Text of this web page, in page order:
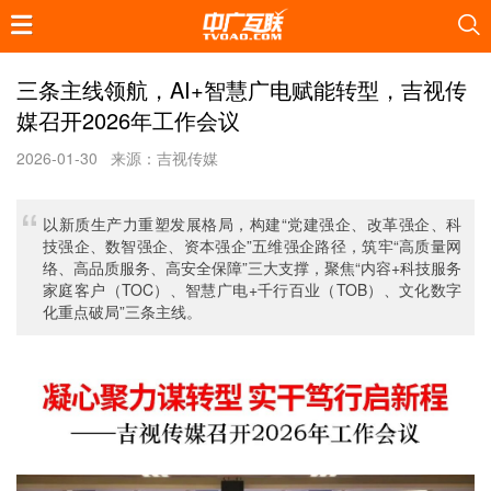
三条主线领航，AI+智慧广电赋能转型，吉视传
媒召开2026年工作会议
2026-01-30 来源：吉视传媒
以新质生产力重塑发展格局，构建“党建强企、改革强企、科
技强企、数智强企、资本强企”五维强企路径，筑牢“高质量网
络、高品质服务、高安全保障”三大支撑，聚焦“内容+科技服务
家庭客户（TOC）、智慧广电+千行百业（TOB）、文化数字
化重点破局”三条主线。